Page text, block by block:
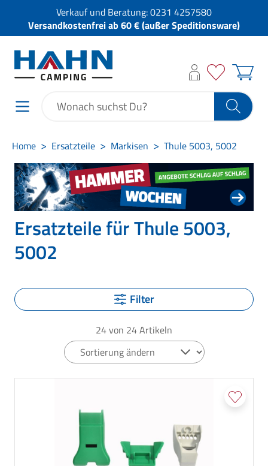
Verkauf und Beratung:0231 4257580
Versandkostenfrei ab 60 € (außer Speditionsware)
Home Ersatzteile Markisen Thule 5003, 5002
Ersatzteile für Thule 5003,
5002
Filter
24von 24Artikeln